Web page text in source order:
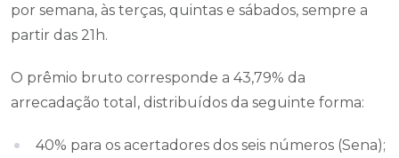
por semana, às terças, quintas e sábados, sempre a
partir das 21h.
O prêmio bruto corresponde a 43,79% da
arrecadação total, distribuídos da seguinte forma:
40% para os acertadores dos seis números (Sena);